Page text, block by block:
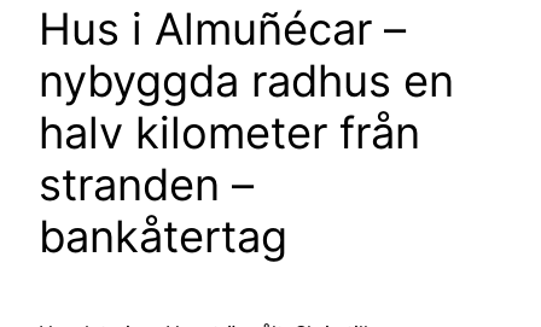
Hus i Almuñécar –
nybyggda radhus en
halv kilometer från
stranden –
bankåtertag